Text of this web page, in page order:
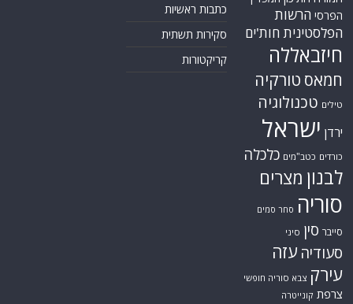
הפרסי הרשות
הפלסטינית חות'ים
חיזבאללה
חמאס טורקיה
טילים טכנולוגיה
ירדן ישראל
כורדים כטב"מים כלכלה
לבנון מצרים
סוריה סחר סמים
סייבר סין סיני
סעודיה עזה
עירק צבא סוריה חופשי
צרפת קונייטרה
כתבות ראשיות
סקירות תשתית
קריקטורות